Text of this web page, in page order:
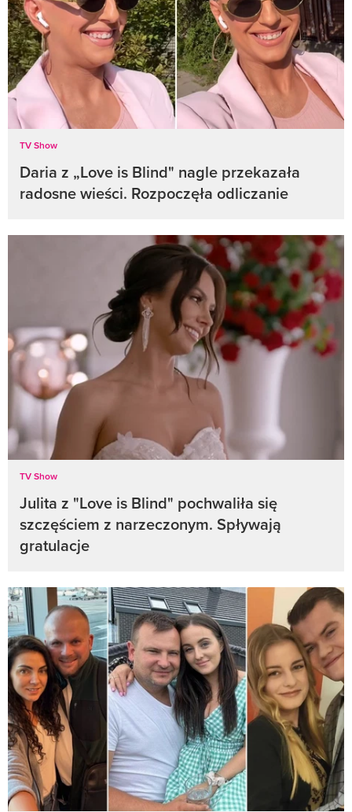
TV Show
Daria z „Love is Blind" nagle przekazała
radosne wieści. Rozpoczęła odliczanie
TV Show
Julita z "Love is Blind" pochwaliła się
szczęściem z narzeczonym. Spływają
gratulacje